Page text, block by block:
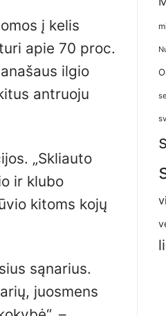
į kelis
apie 70 proc.
ilgio
antruoju
„Skliauto
ir klubo
kitoms kojų
sąnarius.
juosmens